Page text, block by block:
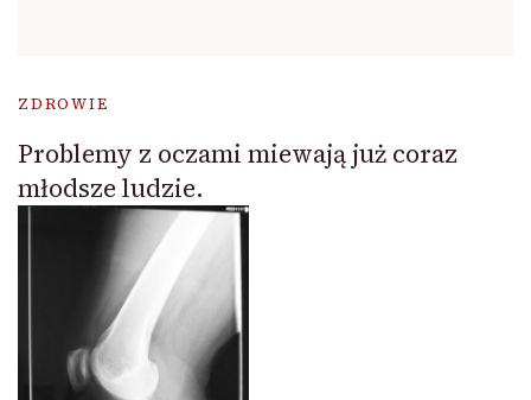
ZDROWIE
Problemy z oczami miewają już coraz
młodsze ludzie.